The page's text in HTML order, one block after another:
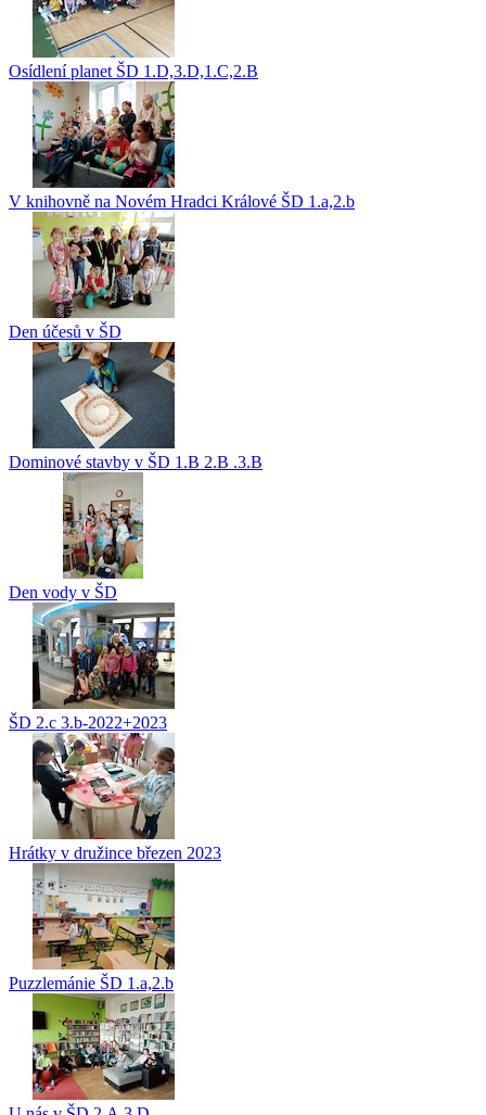
Osídlení planet ŠD 1.D,3.D,1.C,2.B
V knihovně na Novém Hradci Králové ŠD 1.a,2.b
Den účesů v ŠD
Dominové stavby v ŠD 1.B 2.B .3.B
Den vody v ŠD
ŠD 2.c 3.b-2022+2023
Hrátky v družince březen 2023
Puzzlemánie ŠD 1.a,2.b